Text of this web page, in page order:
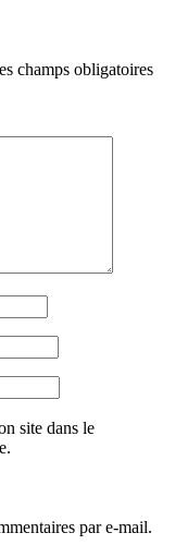
champs obligatoires
site dans le
par e-mail.